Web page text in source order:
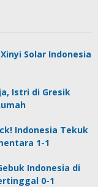
Solar Indonesia
Istri di Gresik
Indonesia Tekuk
1-1
Indonesia di
0-1